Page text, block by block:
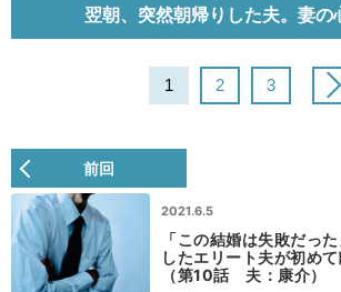
翌朝、突然朝帰りした夫。妻の
1 2 3
前回
2021.6.5
「この結婚は失敗だっ
したエリート夫が初め
（第10話 夫：康介）